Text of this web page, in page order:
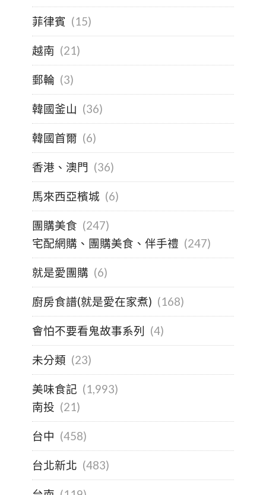
菲律賓 (15)
越南 (21)
郵輪 (3)
韓國釜山 (36)
韓國首爾 (6)
香港、澳門 (36)
馬來西亞檳城 (6)
團購美食 (247)
宅配網購、團購美食、伴手禮 (247)
就是愛團購 (6)
廚房食譜(就是愛在家煮) (168)
會怕不要看鬼故事系列 (4)
未分類 (23)
美味食記 (1,993)
南投 (21)
台中 (458)
台北新北 (483)